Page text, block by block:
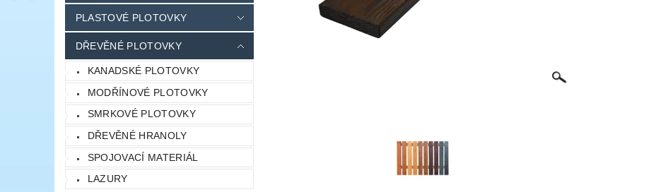
PLASTOVÉ PLOTOVKY
DŘEVĚNÉ PLOTOVKY
KANADSKÉ PLOTOVKY
MODŘÍNOVÉ PLOTOVKY
SMRKOVÉ PLOTOVKY
DŘEVĚNÉ HRANOLY
SPOJOVACÍ MATERIÁL
LAZURY